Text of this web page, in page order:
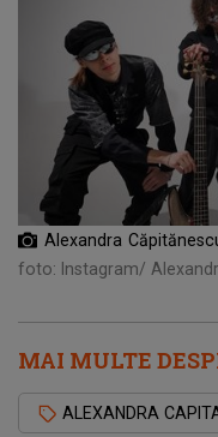
Alexandra
foto: Instagram/
MAI MULTE
ALEXANDRA